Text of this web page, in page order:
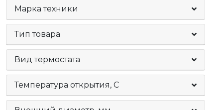
Марка техники
Тип товара
Вид термостата
Температура открытия, С